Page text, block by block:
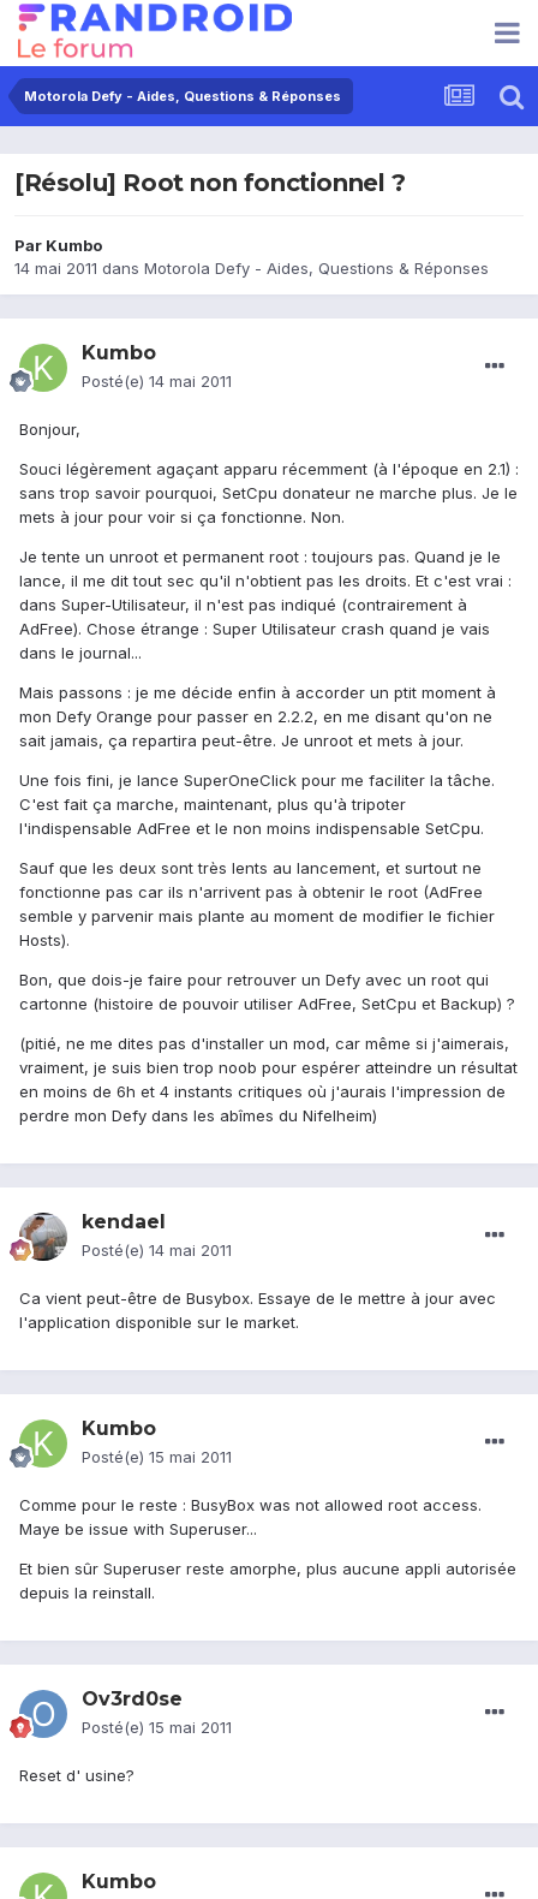
Motorola Defy - Aides, Questions & Réponses
[Résolu] Root non fonctionnel ?
Par Kumbo
14 mai 2011 dans Motorola Defy - Aides, Questions & Réponses
Kumbo
Posté(e) 14 mai 2011
Bonjour,
Souci légèrement agaçant apparu récemment (à l'époque en 2.1) :
sans trop savoir pourquoi, SetCpu donateur ne marche plus. Je le
mets à jour pour voir si ça fonctionne. Non.
Je tente un unroot et permanent root : toujours pas. Quand je le
lance, il me dit tout sec qu'il n'obtient pas les droits. Et c'est vrai :
dans Super-Utilisateur, il n'est pas indiqué (contrairement à
AdFree). Chose étrange : Super Utilisateur crash quand je vais
dans le journal...
Mais passons : je me décide enfin à accorder un ptit moment à
mon Defy Orange pour passer en 2.2.2, en me disant qu'on ne
sait jamais, ça repartira peut-être. Je unroot et mets à jour.
Une fois fini, je lance SuperOneClick pour me faciliter la tâche.
C'est fait ça marche, maintenant, plus qu'à tripoter
l'indispensable AdFree et le non moins indispensable SetCpu.
Sauf que les deux sont très lents au lancement, et surtout ne
fonctionne pas car ils n'arrivent pas à obtenir le root (AdFree
semble y parvenir mais plante au moment de modifier le fichier
Hosts).
Bon, que dois-je faire pour retrouver un Defy avec un root qui
cartonne (histoire de pouvoir utiliser AdFree, SetCpu et Backup) ?
(pitié, ne me dites pas d'installer un mod, car même si j'aimerais,
vraiment, je suis bien trop noob pour espérer atteindre un résultat
en moins de 6h et 4 instants critiques où j'aurais l'impression de
perdre mon Defy dans les abîmes du Nifelheim)
kendael
Posté(e) 14 mai 2011
Ca vient peut-être de Busybox. Essaye de le mettre à jour avec
l'application disponible sur le market.
Kumbo
Posté(e) 15 mai 2011
Comme pour le reste : BusyBox was not allowed root access.
Maye be issue with Superuser...
Et bien sûr Superuser reste amorphe, plus aucune appli autorisée
depuis la reinstall.
Ov3rd0se
Posté(e) 15 mai 2011
Reset d' usine?
Kumbo